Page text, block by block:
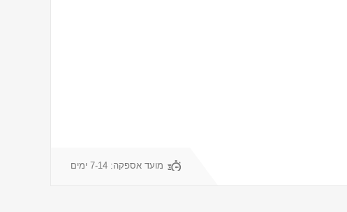
מועד אספקה: 7-14 ימים